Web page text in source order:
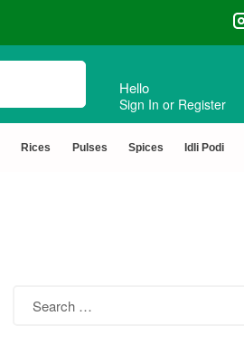
Hello
Sign In or Register
Rices Pulses Spices Idli Podi